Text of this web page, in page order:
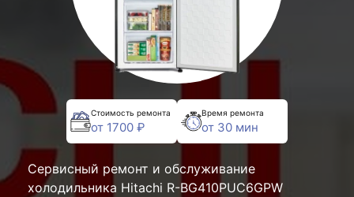
Стоимость ремонта
от 1700 ₽
Время ремонта
от 30 мин
Сервисный ремонт и обслуживание
холодильника Hitachi R-BG410PUC6GPW